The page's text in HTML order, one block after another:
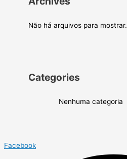
Não há arquivos para mostrar.
Categories
Nenhuma categoria
Facebook